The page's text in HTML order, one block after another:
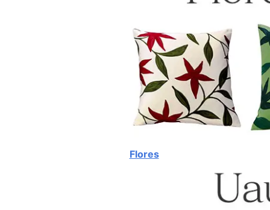
Flores